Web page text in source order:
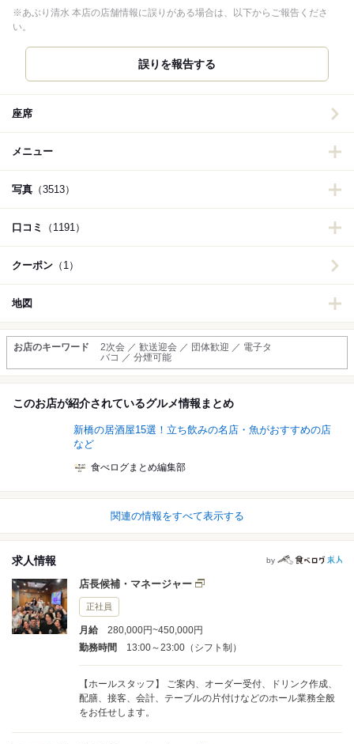
※あぶり清水 本店の店舗情報に誤りがある場合は、以下からご報告くださ
い。
誤りを報告する
座席
メニュー
写真 （3513）
口コミ （1191）
クーポン （1）
地図
お店のキーワード
2次会 ／ 歓送迎会 ／ 団体歓迎 ／ 電子タ
バコ ／ 分煙可能
このお店が紹介されているグルメ情報まとめ
新橋の居酒屋15選！立ち飲みの名店・魚がおすすめの店
など
食べログまとめ編集部
関連の情報をすべて表示する
求人情報 by
店長候補・マネージャー
正社員
月給
280,000円~450,000円
勤務時間
13:00～23:00（シフト制）
【ホールスタッフ】 ご案内、オーダー受付、ドリンク作成、
配膳、接客、会計、テーブルの片付けなどのホール業務全般
をお任せします。